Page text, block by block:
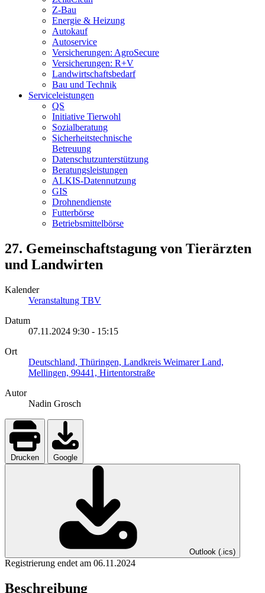
Z-Bau
Energie & Heizung
Autokauf
Autoservice
Versicherungen: AgroSecure
Versicherungen: R+V
Landwirtschaftsbedarf
Bau und Technik
Service­­leistungen
QS
Initiative Tierwohl
Sozialberatung
Sicherheitstechnische
Betreuung
Datenschutzunterstützung
Beratungsleistungen
ALKIS-Datennutzung
GIS
Drohnendienste
Futterbörse
Betriebsmittelbörse
27. Gemeinschaftstagung von Tierärzten
und Landwirten
Kalender
Veranstaltung TBV
Datum
07.11.2024 9:30 - 15:15
Ort
Deutschland, Thüringen, Landkreis Weimarer Land,
Mellingen, 99441, Hirtentorstraße
Autor
Nadin Grosch
Drucken Google
Outlook (.ics)
Registrierung endet am 06.11.2024
Beschreibung